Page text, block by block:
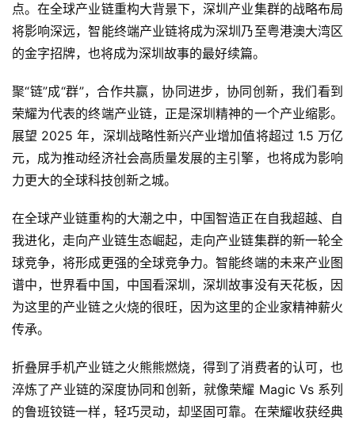
点。在全球产业链重构大背景下，深圳产业集群的战略布局
将影响深远，智能终端产业链将成为深圳乃至粤港澳大湾区
的金字招牌，也将成为深圳故事的最好续篇。
聚“链”成“群”，合作共赢，协同进步，协同创新，我们看到
荣耀为代表的终端产业链，正是深圳精神的一个产业缩影。
展望 2025 年，深圳战略性新兴产业增加值将超过 1.5 万亿
元，成为推动经济社会高质量发展的主引擎，也将成为影响
力更大的全球科技创新之城。
在全球产业链重构的大潮之中，中国智造正在自我超越、自
我进化，走向产业链生态崛起，走向产业链集群的新一轮全
球竞争，将形成更强的全球竞争力。智能终端的未来产业图
谱中，世界看中国，中国看深圳，深圳故事没有天花板，因
为这里的产业链之火烧的很旺，因为这里的企业家精神薪火
传承。
折叠屏手机产业链之火熊熊燃烧，得到了消费者的认可，也
淬炼了产业链的深度协同和创新，就像荣耀 Magic Vs 系列
的鲁班铰链一样，轻巧灵动，却坚固可靠。在荣耀收获经典